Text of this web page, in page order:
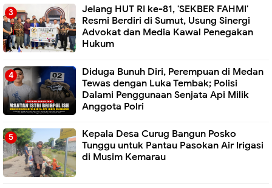
Jelang HUT RI ke-81, 'SEKBER FAHMI'
Resmi Berdiri di Sumut, Usung Sinergi
Advokat dan Media Kawal Penegakan
Hukum
Diduga Bunuh Diri, Perempuan di Medan
Tewas dengan Luka Tembak; Polisi
Dalami Penggunaan Senjata Api Milik
Anggota Polri
Kepala Desa Curug Bangun Posko
Tunggu untuk Pantau Pasokan Air Irigasi
di Musim Kemarau